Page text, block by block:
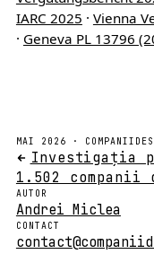
IARC 2025 · Vienna
· Geneva PL 13796
MAI 2026 ·
Investigația
1.502 companii
AUTOR
Andrei Miclea
CONTACT